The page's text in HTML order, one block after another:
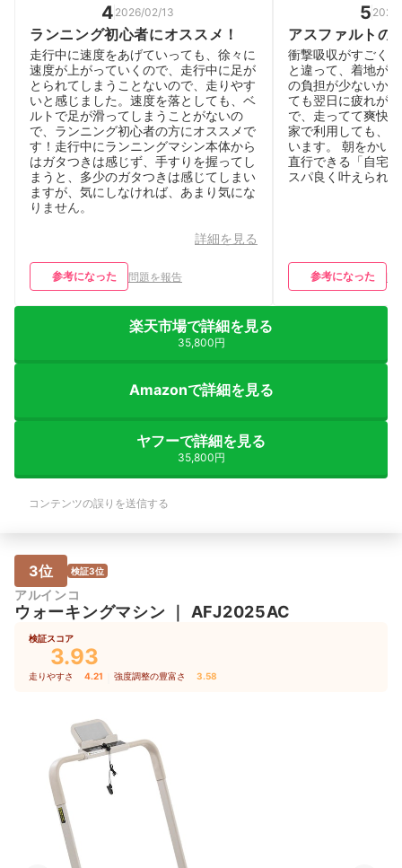
4 2026/02/13
ランニング初心者にオススメ！
走行中に速度をあげていっても、徐々に
速度が上がっていくので、走行中に足が
とられてしまうことないので、走りやす
いと感じました。速度を落としても、ベ
ルトで足が滑ってしまうことがないの
で、ランニング初心者の方にオススメで
す！走行中にランニングマシン本体から
はガタつきは感じず、手すりを握ってし
まうと、多少のガタつきは感じてしまい
ますが、気にしなければ、あまり気にな
りません。
詳細を見る
参考になった 問題を報告
5
アスファルトの
い、けど運動し
衝撃吸収がすごく
と違って、着地が
の負担が少ないか
ても翌日に疲れが
で、走ってて爽快
家で利用しても、
います。 朝をかい
直行できる「自宅
スパ良く叶えられ
参考になった
楽天市場で詳細を見る
35,800円
Amazonで詳細を見る
ヤフーで詳細を見る
35,800円
コンテンツの誤りを送信する
3位 検証3位
アルインコ
ウォーキングマシン ｜ AFJ2025AC
検証スコア
3.93
走りやすさ 4.21 強度調整の豊富さ 3.58